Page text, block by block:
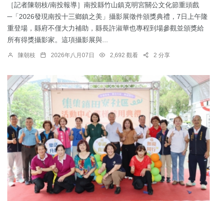
［記者陳朝枝/南投報導］南投縣竹山鎮克明宮關公文化節重頭戲
─「2026發現南投十三鄉鎮之美」攝影展徵件頒獎典禮，7日上午隆
重登場，縣府不僅大力補助，縣長許淑華也專程到場參觀並頒獎給
所有得獎攝影家。這項攝影展與...
陳朝枝 2026年八月07日 2,692 觀看 2 分享